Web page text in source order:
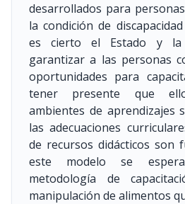
desarrollados para
la condición de
es cierto el Estado y la
garantizar a las personas
oportunidades para
tener presente que
ambientes de aprendizajes
las adecuaciones
de recursos didácticos son
este modelo se
metodología de
manipulación de alimentos